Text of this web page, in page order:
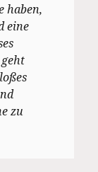
haben,
eine
zu